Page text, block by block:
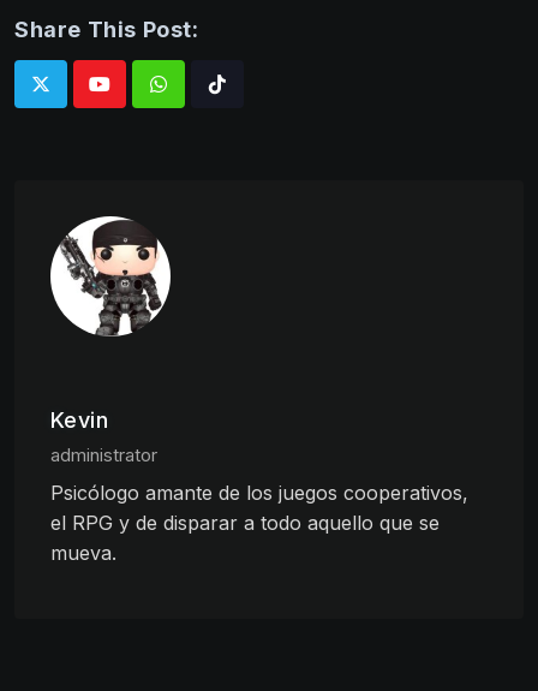
Share This Post:
WhatsappTiktok
Kevin
administrator
Psicólogo amante de los juegos cooperativos,
el RPG y de disparar a todo aquello que se
mueva.